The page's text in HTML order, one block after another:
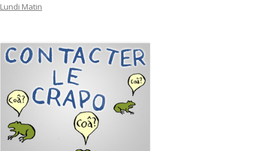
Lundi Matin